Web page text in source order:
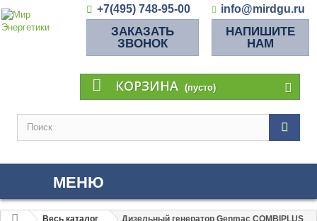
+7(495) 748-95-00 info@mirdgu.ru
ЗАКАЗАТЬ
ЗВОНОК
НАПИШИТЕ
НАМ
КОРЗИНА (пусто)
МЕНЮ
Весь каталог
Дизельный генератор Genmac COMBIPLUS